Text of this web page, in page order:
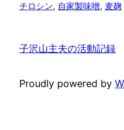
チロシン, 自家製味噌, 麦麹
子沢山主夫の活動記録
Proudly powered by